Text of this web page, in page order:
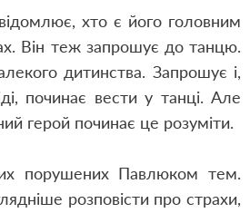
хто є його головним
Він теж запрошує до танцю.
дитинства. Запрошує і,
починає вести у танці. Але
герой починає це розуміти.
порушених Павлюком тем.
розповісти про страхи,